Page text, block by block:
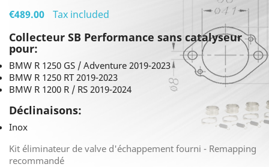
€489.00 Tax included
Collecteur SB Performance sans catalyseur
pour:
BMW R 1250 GS / Adventure 2019-2023
BMW R 1250 RT 2019-2023
BMW R 1200 R / RS 2019-2024
Déclinaisons:
Inox
Kit éliminateur de valve d'échappement fourni - Remapping
recommandé